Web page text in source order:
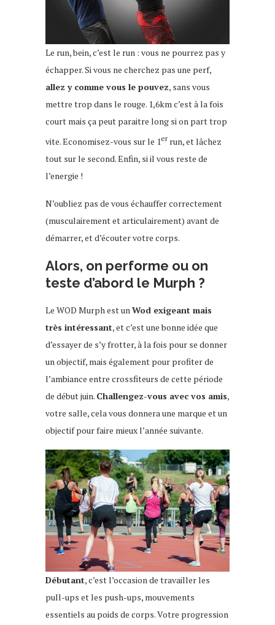
Le run, bein, c’est le run : vous ne pourrez pas y
échapper. Si vous ne cherchez pas une perf,
allez y comme vous le pouvez, sans vous
mettre trop dans le rouge. 1,6km c’est à la fois
court mais ça peut paraitre long si on part trop
vite. Economisez-vous sur le 1 er run, et lâchez
tout sur le second. Enfin, si il vous reste de
l’energie !
N’oubliez pas de vous échauffer correctement
(musculairement et articulairement) avant de
démarrer, et d’écouter votre corps.
Alors, on performe ou on
teste d’abord le Murph ?
Le WOD Murph est un Wod exigeant mais
très intéressant, et c’est une bonne idée que
d’essayer de s’y frotter, à la fois pour se donner
un objectif, mais également pour profiter de
l’ambiance entre crossfiteurs de cette période
de début juin. Challengez-vous avec vos amis,
votre salle, cela vous donnera une marque et un
objectif pour faire mieux l’année suivante.
Débutant, c’est l’occasion de travailler les
pull-ups et les push-ups, mouvements
essentiels au poids de corps. Votre progression